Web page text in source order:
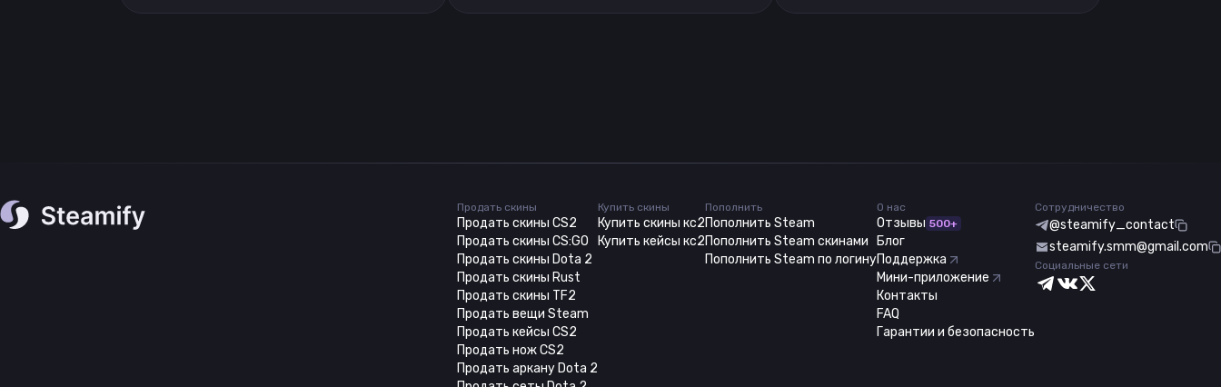
Продать скины
Продать скины CS2
Продать скины CS:GO
Продать скины Dota 2
Продать скины Rust
Продать скины TF2
Продать вещи Steam
Продать кейсы CS2
Продать нож CS2
Продать аркану Dota 2
Купить скины
Купить скины кс2
Купить кейсы кс2
Пополнить
Пополнить Steam
Пополнить Steam скинами
Пополнить Steam по логину
О нас
Отзывы 500+
Блог
Поддержка
Мини-приложение
Контакты
FAQ
Гарантии и безопасность
Сотрудничество
@steamify_contact
steamify.smm@gmail.com
Социальные сети